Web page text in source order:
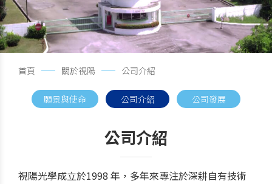
首頁 關於視陽 公司介紹
願景與使命 公司介紹 公司發展
公司介紹
視陽光學成立於1998 年，多年來專注於深耕自有技術